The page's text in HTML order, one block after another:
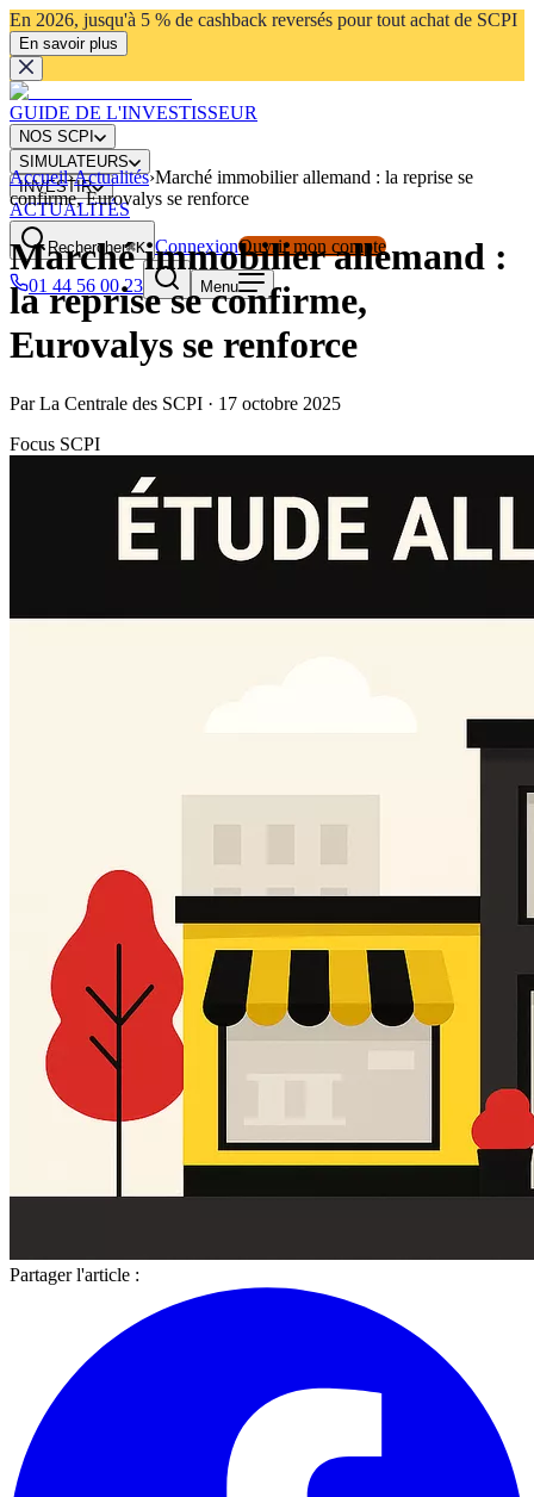
En 2026, jusqu'à 5 % de cashback reversés pour tout achat de SCPI
En savoir plus
GUIDE DE L'INVESTISSEUR
NOS SCPI
SIMULATEURS
INVESTIR
ACTUALITÉS
Rechercher⌘K ConnexionOuvrir mon compte
01 44 56 00 23
Menu
Accueil›Actualités›Marché immobilier allemand : la reprise se
confirme, Eurovalys se renforce
Marché immobilier allemand :
la reprise se confirme,
Eurovalys se renforce
Par La Centrale des SCPI · 17 octobre 2025
Focus SCPI
Partager l'article :